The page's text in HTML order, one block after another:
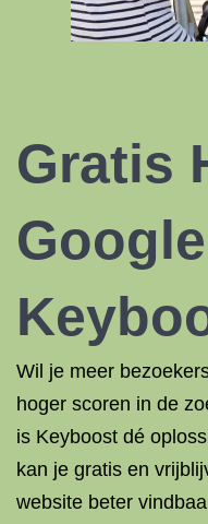
Gratis
Wil je meer
hoger scoren in de
is Keyboost dé
kan je gratis en
website beter